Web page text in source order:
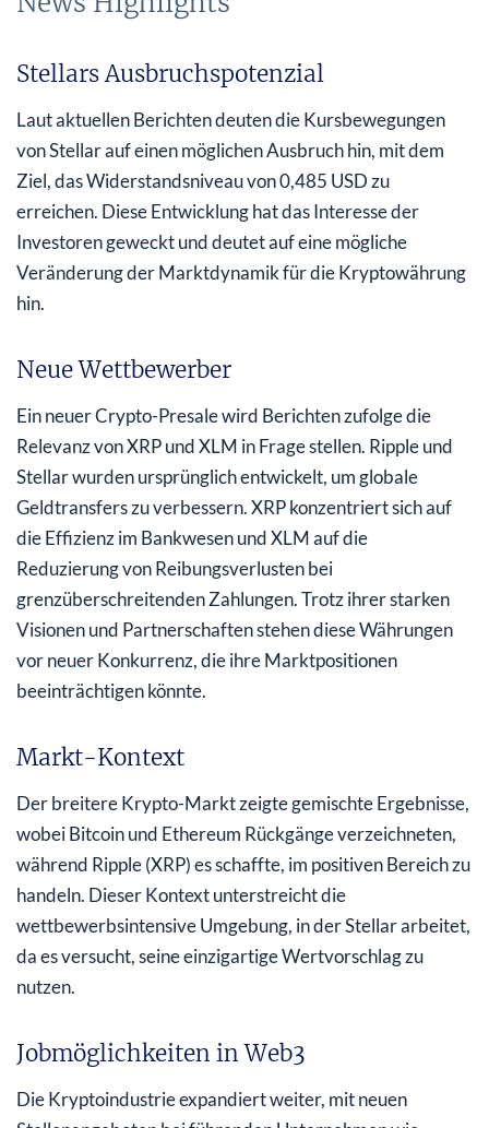
Stellars Ausbruchspotenzial
Laut aktuellen Berichten deuten die Kursbewegungen
von Stellar auf einen möglichen Ausbruch hin, mit dem
Ziel, das Widerstandsniveau von 0,485 USD zu
erreichen. Diese Entwicklung hat das Interesse der
Investoren geweckt und deutet auf eine mögliche
Veränderung der Marktdynamik für die Kryptowährung
hin.
Neue Wettbewerber
Ein neuer Crypto-Presale wird Berichten zufolge die
Relevanz von XRP und XLM in Frage stellen. Ripple und
Stellar wurden ursprünglich entwickelt, um globale
Geldtransfers zu verbessern. XRP konzentriert sich auf
die Effizienz im Bankwesen und XLM auf die
Reduzierung von Reibungsverlusten bei
grenzüberschreitenden Zahlungen. Trotz ihrer starken
Visionen und Partnerschaften stehen diese Währungen
vor neuer Konkurrenz, die ihre Marktpositionen
beeinträchtigen könnte.
Markt-Kontext
Der breitere Krypto-Markt zeigte gemischte Ergebnisse,
wobei Bitcoin und Ethereum Rückgänge verzeichneten,
während Ripple (XRP) es schaffte, im positiven Bereich zu
handeln. Dieser Kontext unterstreicht die
wettbewerbsintensive Umgebung, in der Stellar arbeitet,
da es versucht, seine einzigartige Wertvorschlag zu
nutzen.
Jobmöglichkeiten in Web3
Die Kryptoindustrie expandiert weiter, mit neuen